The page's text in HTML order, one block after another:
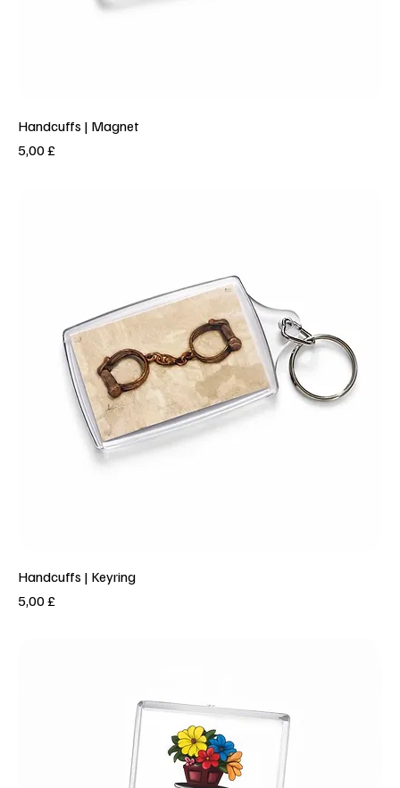
Handcuffs | Magnet
Prezzo
5,00 £
Handcuffs | Keyring
Prezzo
5,00 £